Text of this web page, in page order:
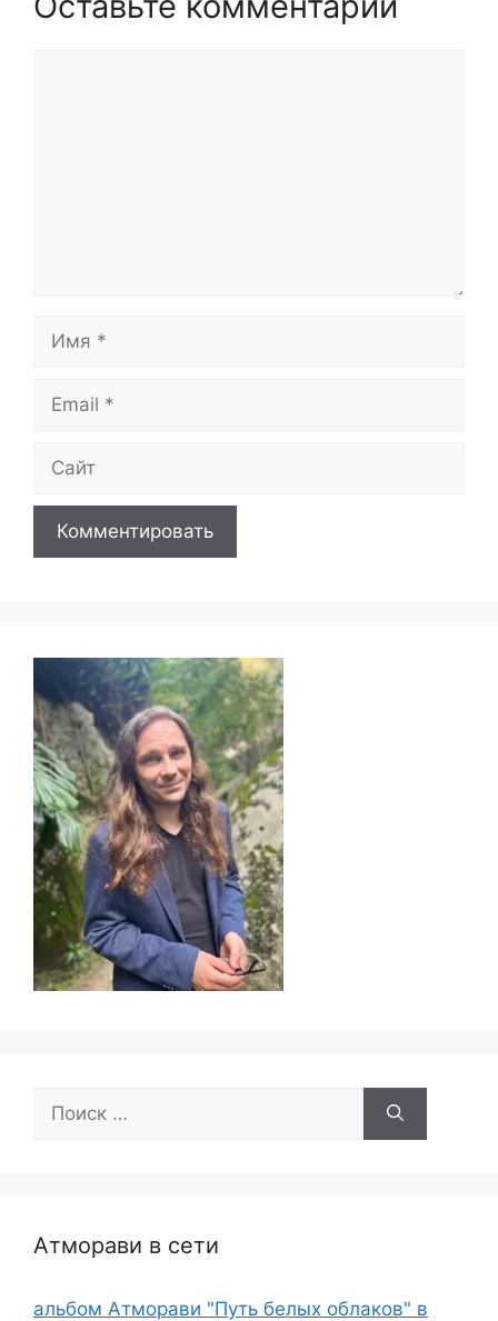
Атморави в сети
альбом Атморави "Путь белых облаков" в